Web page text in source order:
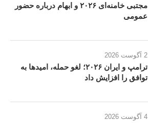
مجتبی خامنه‌ای ۲۰۲۶ و ابهام درباره حضور
عمومی
2 آگوست 2026
ترامپ و ایران ۲۰۲۶؛ لغو حمله، امیدها به
توافق را افزایش داد
4 آگوست 2026